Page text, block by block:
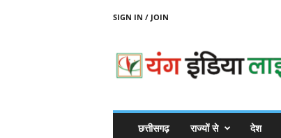
SIGN IN / JOIN
N
छत्तीसगढ़ राज्यों से देश